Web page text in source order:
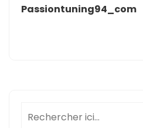
Passiontuning94_com